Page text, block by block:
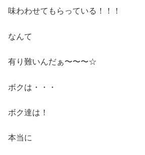
味わわせてもらっている！！！
なんて
有り難いんだぁ〜〜〜☆
ボクは・・・
ボク達は！
本当に